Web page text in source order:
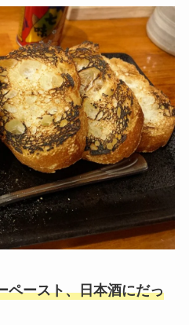
ペースト、日本酒にだっ